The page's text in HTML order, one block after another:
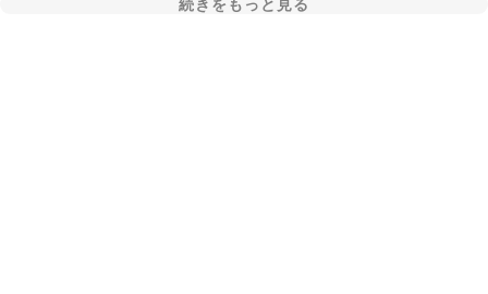
続きをもっと見る